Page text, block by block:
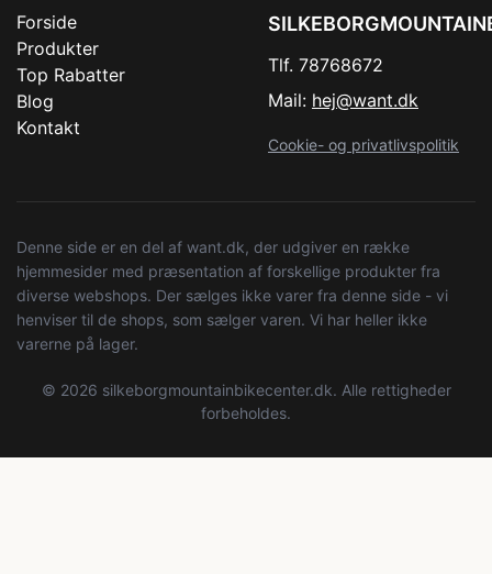
Forside
Produkter
Top Rabatter
Blog
Kontakt
Tlf. 78768672
Mail: hej@want.dk
Cookie- og privatlivspolitik
Denne side er en del af want.dk, der udgiver en række
hjemmesider med præsentation af forskellige produkter fra
diverse webshops. Der sælges ikke varer fra denne side - vi
henviser til de shops, som sælger varen. Vi har heller ikke
varerne på lager.
© 2026 silkeborgmountainbikecenter.dk. Alle rettigheder
forbeholdes.